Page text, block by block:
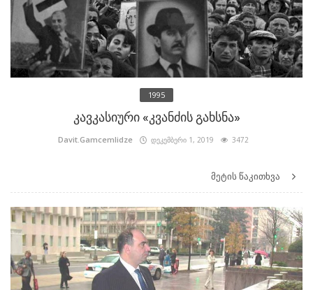
1995
კავკასიური «კვანძის გახსნა»
Davit.Gamcemlidze დეკემბერი 1, 2019 3472
მეტის წაკითხვა